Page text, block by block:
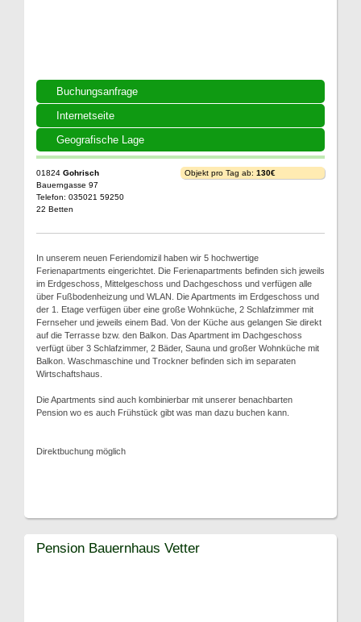
Buchungsanfrage
Internetseite
Geografische Lage
01824 Gohrisch
Bauerngasse 97
Telefon: 035021 59250
22 Betten
Objekt pro Tag ab: 130€
In unserem neuen Feriendomizil haben wir 5 hochwertige
Ferienapartments eingerichtet. Die Ferienapartments befinden sich jeweils
im Erdgeschoss, Mittelgeschoss und Dachgeschoss und verfügen alle
über Fußbodenheizung und WLAN. Die Apartments im Erdgeschoss und
der 1. Etage verfügen über eine große Wohnküche, 2 Schlafzimmer mit
Fernseher und jeweils einem Bad. Von der Küche aus gelangen Sie direkt
auf die Terrasse bzw. den Balkon. Das Apartment im Dachgeschoss
verfügt über 3 Schlafzimmer, 2 Bäder, Sauna und großer Wohnküche mit
Balkon. Waschmaschine und Trockner befinden sich im separaten
Wirtschaftshaus.
Die Apartments sind auch kombinierbar mit unserer benachbarten
Pension wo es auch Frühstück gibt was man dazu buchen kann.
Direktbuchung möglich
Pension Bauernhaus Vetter